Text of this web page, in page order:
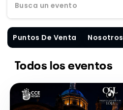
Busca un evento
Puntos De Venta Nosotros
Todos los eventos